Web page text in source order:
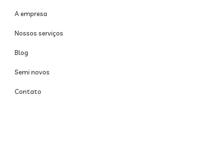
A empresa
Nossos serviços
Blog
Semi novos
Contato